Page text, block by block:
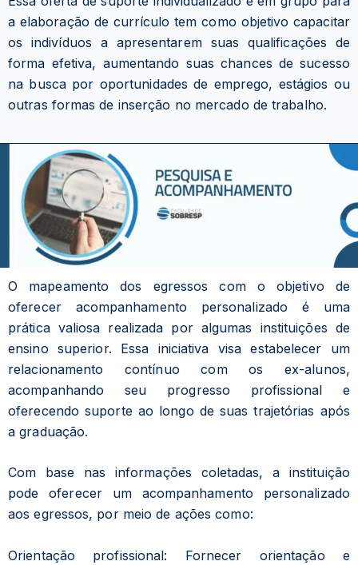
a elaboração de currículo tem como objetivo capacitar
os indivíduos a apresentarem suas qualificações de
forma efetiva, aumentando suas chances de sucesso
na busca por oportunidades de emprego, estágios ou
outras formas de inserção no mercado de trabalho.
O mapeamento dos egressos com o objetivo de
oferecer acompanhamento personalizado é uma
prática valiosa realizada por algumas instituições de
ensino superior. Essa iniciativa visa estabelecer um
relacionamento contínuo com os ex-alunos,
acompanhando seu progresso profissional e
oferecendo suporte ao longo de suas trajetórias após
a graduação.
Com base nas informações coletadas, a instituição
pode oferecer um acompanhamento personalizado
aos egressos, por meio de ações como:
Orientação profissional: Fornecer orientação e